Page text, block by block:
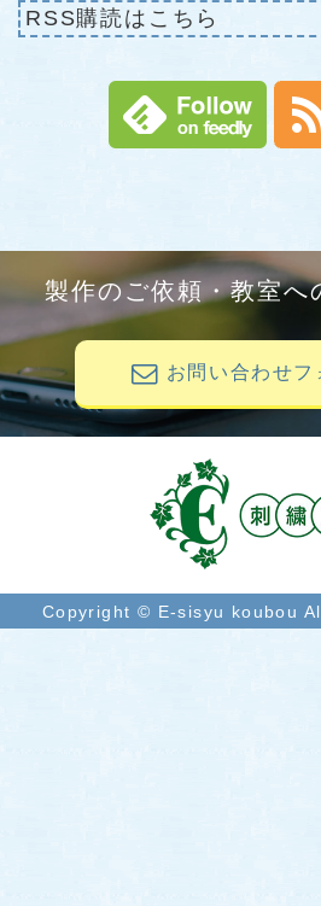
RSS購読はこちら
製作のご依頼・教室へ
お問い合わせ
Copyright © E-sisyu koubou